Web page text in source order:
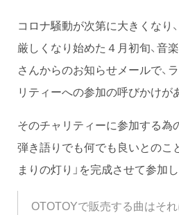
コロナ騒動が次第に大きくなり
厳しくなり始めた４月初旬、音
さんからのお知らせメールで、
リティーへの参加の呼びかけが
そのチャリティーに参加する為
弾き語りでも何でも良いとのこ
まりの灯り」を完成させて参加
OTOTOYで販売する曲はそ